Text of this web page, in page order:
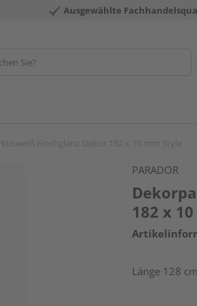
Ausgewählte
PARADOR
182 x
Länge 128 cm